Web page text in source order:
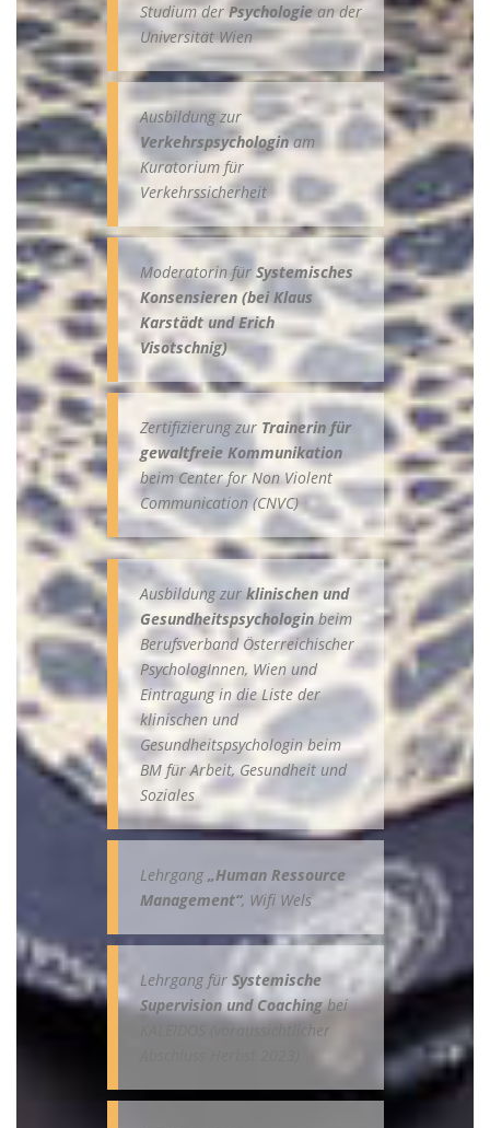
Studium der Psychologiean der
Universität Wien
Ausbildung zur
Verkehrspsychologinam
Kuratorium für
Verkehrssicherheit
Moderatorin für Systemisches
Konsensieren (bei Klaus
Karstädt und Erich
Visotschnig)
Zertifizierung zur Trainerin für
gewaltfreie Kommunikation
beim Center for Non Violent
Communication (CNVC)
Ausbildung zur klinischen und
Gesundheitspsychologinbeim
Berufsverband Österreichischer
PsychologInnen, Wien und
Eintragung in die Liste der
klinischen und
Gesundheitspsychologin beim
BM für Arbeit, Gesundheit und
Soziales
Lehrgang „Human Ressource
Management“, Wifi Wels
Lehrgang für Systemische
Supervision und Coachingbei
KALEIDOS (voraussichtlicher